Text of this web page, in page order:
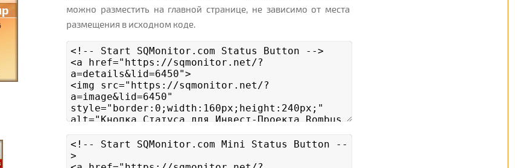
можно разместить на главной странице, не зависимо от места
размещения в исходном коде.